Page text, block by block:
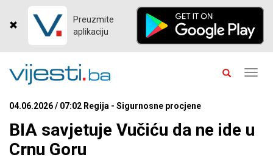
Preuzmite
aplikaciju
04.06.2026 / 07:02 Regija - Sigurnosne procjene
BIA savjetuje Vučiću da ne ide u
Crnu Goru